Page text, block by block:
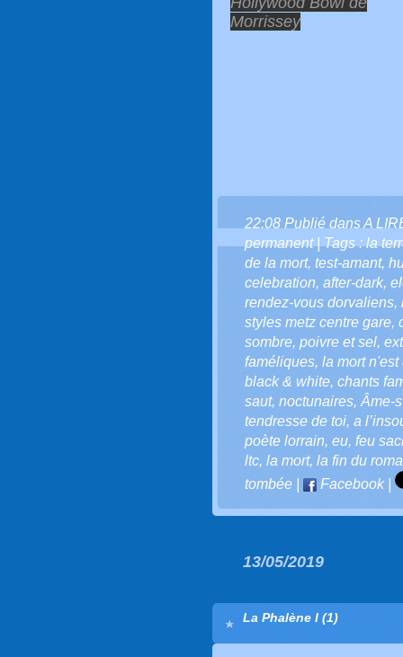
Morrissey
22:08 Publié dansA
permanent| Tags :la
de la mort, test-amant,
celebration, after-dark,
rendez-vous dorvaliens,
styles metz centre gare,
sombre, poivre et sel,
faméliques, la mort n'est
black & white, chants
saut, noctunaires, Âme-
tendresse de toi, a
poète lorrain, eu, feu
ltc, la mort, la fin du
tombée
Facebook|
13/05/2019
La Phalène I (1)